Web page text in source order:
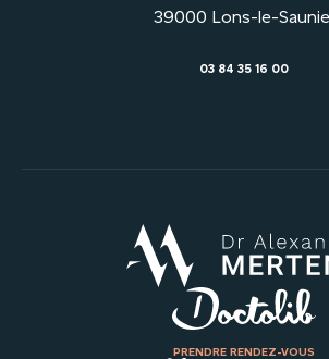
03 84 35 16 00
PRENDRE RENDEZ-VOUS